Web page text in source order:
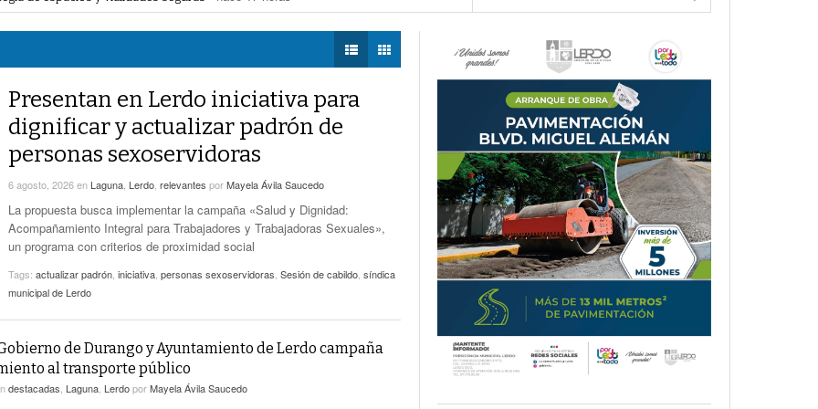
Estatales- hace 17 horas -
Proponen Más Tecnología Para Vigilar La
Movilidad De Taxis
- hace 17 horas -
Detienen A 18 Personas En Centro Comercial
Realizan En Torreón Trámites De Licencias De
Construcción- hace 17 horas -
TWEETS AND
ESTÉREO GALLITO
‘Los Partidos Políticos No Merecen
Financiamiento’ Por PC29
‘La Laguna: Bomba De Tiempo Por Falta De
Planeación’ Por PC29- 17 mayo, 2021
‘Las Corrupciones, Sus Formas Y Efectos’ Por
PC29- 7 mayo, 2021
movilidad de taxis- hace 17 horas -
de Torreón- hace 17 horas -
de construcción
Presentan en Lerdo iniciativa para
dignificar y actualizar padrón de
personas sexoservidoras
6 agosto, 2026en Laguna Lerdo relevantes porMayela Ávila Saucedo
La propuesta busca implementar la campaña «Salud y Dignidad:
Acompañamiento Integral para Trabajadores y Trabajadoras Sexuales»,
un programa con criterios de proximidad social
Tags: actualizar padrón iniciativa personas sexoservidoras Sesión de cabildo síndica
municipal de Lerdo
de Durango y Ayuntamiento de Lerdo campaña
al transporte público
destacadas Laguna LerdoporMayela Ávila Saucedo